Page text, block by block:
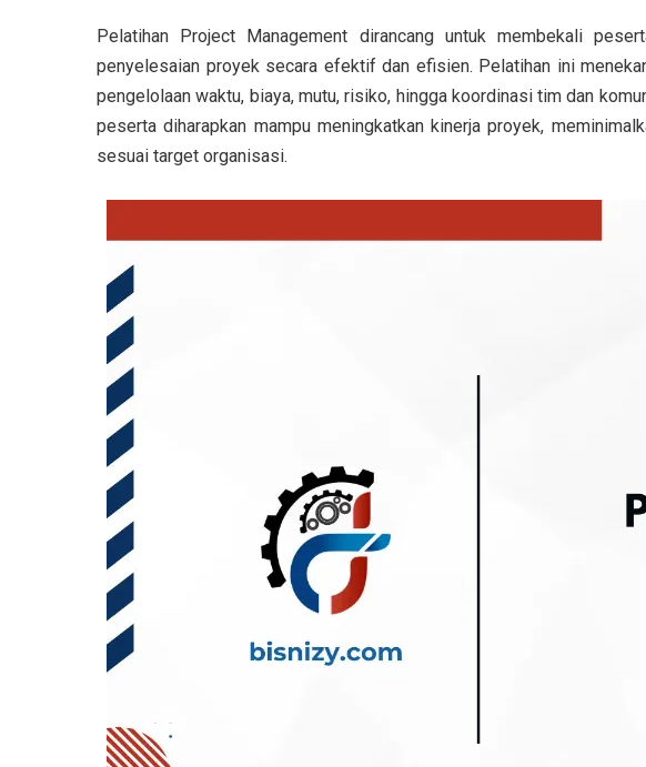
Pelatihan Project Management dirancang untuk membekali
penyelesaian proyek secara efektif dan efisien. Pelatihan ini
pengelolaan waktu, biaya, mutu, risiko, hingga koordinasi tim dan
peserta diharapkan mampu meningkatkan kinerja proyek,
sesuai target organisasi.